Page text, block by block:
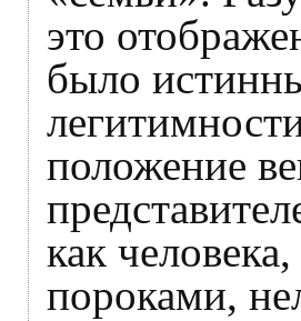
это
было
положение
как
пороками,